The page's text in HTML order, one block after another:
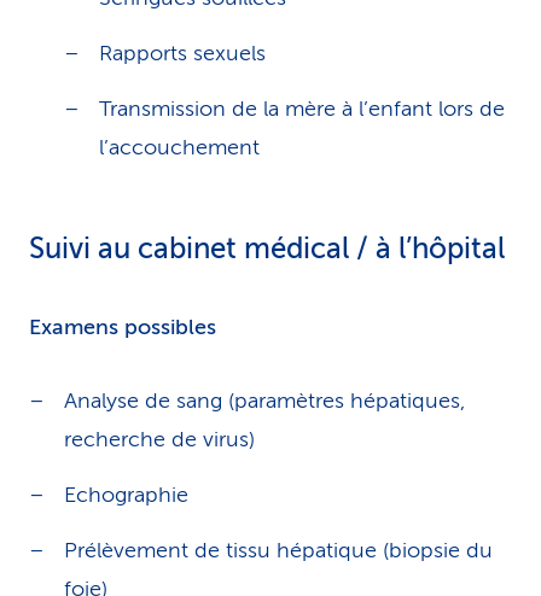
Rapports sexuels
Transmission de la mère à l’enfant lors de
l’accouchement
Suivi au cabinet médical / à l’hôpital
Examens possibles
Analyse de sang (paramètres hépatiques,
recherche de virus)
Echographie
Prélèvement de tissu hépatique (biopsie du
foie)